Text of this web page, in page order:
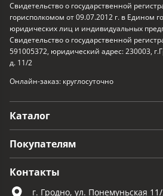
Свидетельство о государственной
горисполкомом от 09.07.2012 г. в Едином
юридических лиц и индивидуальных
Свидетельство о государственной
591005372, юридический адрес: 230003,
д. 11/2
Онлайн-заказ: круглосуточно
Каталог
Покупателям
Контакты
г. Гродно, ул. Понемуньская